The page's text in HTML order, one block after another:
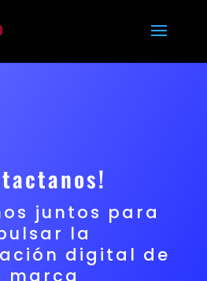
juntos para
la
digital de
marca